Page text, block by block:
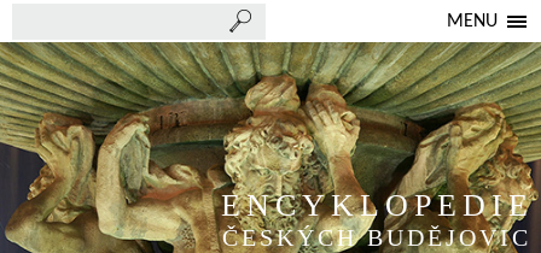
MENU
ENCYKLOPEDIE
ČESKÝCH BUDĚJOVIC